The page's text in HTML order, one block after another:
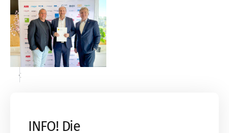
INFO! Die